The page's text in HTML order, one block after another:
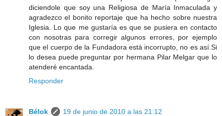
diciendole que soy una Religiosa de María Inmaculada y
agradezco el bonito reportaje que ha hecho sobre nuestra
Iglesia. Lo que me gustaría es que se pusiera en contacto
con nosotras para corregir algunos errores, por ejemplo
que el cuerpo de la Fundadora está incorrupto, no es así.Si
lo desea puede preguntar por hermana Pilar Melgar que lo
atenderé encantada.
Responder
Bélok
19 de junio de 2010 a las 21:12